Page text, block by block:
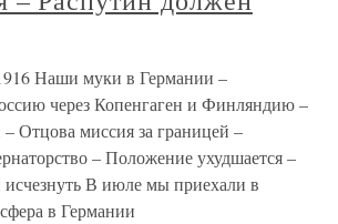
Наши муки в Германии –
через Копенгаген и Финляндию –
Отцова миссия за границей –
– Положение ухудшается –
В июле мы приехали в
в Германии